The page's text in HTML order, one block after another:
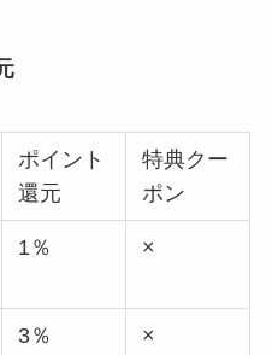
ポイント
還元
特典クー
ポン
1％ ×
3％ ×